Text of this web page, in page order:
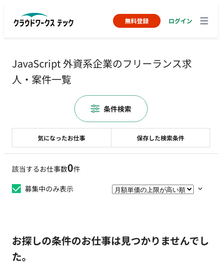
無料登録 ログイン
JavaScript 外資系企業のフリーランス求
人・案件一覧
該当するお仕事数0件
募集中のみ表示
お探しの条件のお仕事は見つかりませんでし
た。
気になったお仕事 保存した検索条件
条件検索